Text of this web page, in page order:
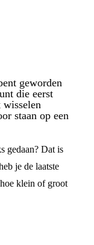
geworden
die eerst
wisselen
staan op een
gedaan? Dat is
je de laatste
klein of groot